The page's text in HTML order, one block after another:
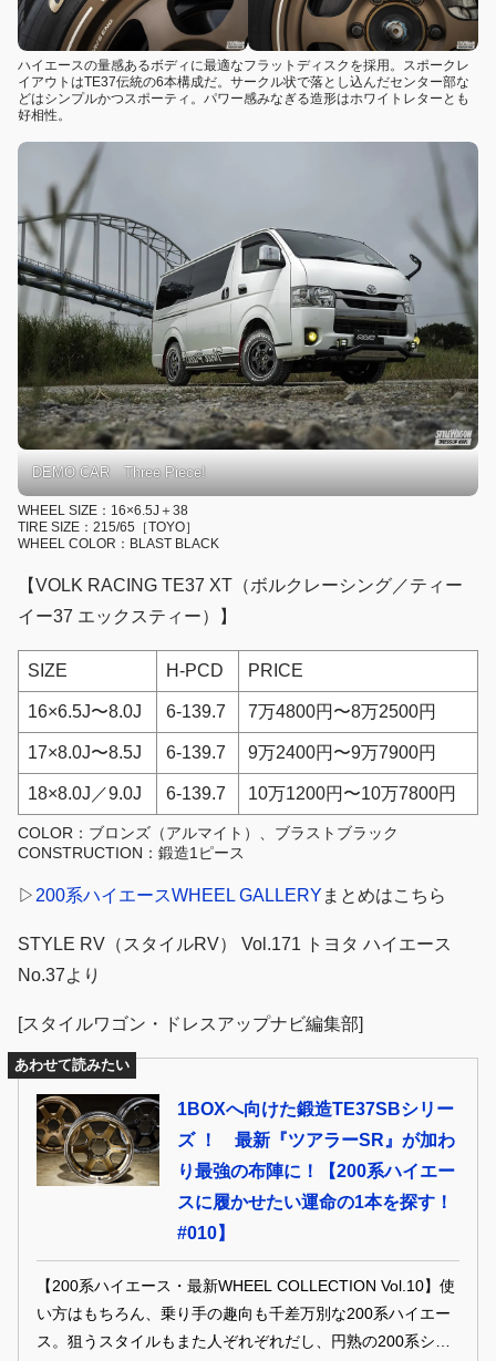
ハイエースの量感あるボディに最適なフラットディスクを採用。スポークレ
イアウトはTE37伝統の6本構成だ。サークル状で落とし込んだセンター部な
どはシンプルかつスポーティ。パワー感みなぎる造形はホワイトレターとも
好相性。
DEMO CAR Three Piece!
WHEEL SIZE：16×6.5J＋38
TIRE SIZE：215/65［TOYO］
WHEEL COLOR：BLAST BLACK
【VOLK RACING TE37 XT（ボルクレーシング／ティー
イー37 エックスティー）】
SIZE H-PCD PRICE
16×6.5J〜8.0J 6-139.7 7万4800円〜8万2500円
17×8.0J〜8.5J 6-139.7 9万2400円〜9万7900円
18×8.0J／9.0J 6-139.7 10万1200円〜10万7800円
COLOR：ブロンズ（アルマイト）、ブラストブラック
CONSTRUCTION：鍛造1ピース
▷ 200系ハイエースWHEEL GALLERY まとめはこちら
STYLE RV（スタイルRV） Vol.171 トヨタ ハイエース
No.37より
[スタイルワゴン・ドレスアップナビ編集部]
あわせて読みたい
1BOXへ向けた鍛造TE37SBシリー
ズ ！ 最新『ツアラーSR』が加わ
り最強の布陣に！【200系ハイエー
スに履かせたい運命の1本を探す！
#010】
【200系ハイエース・最新WHEEL COLLECTION Vol.10】使
い方はもちろん、乗り手の趣向も千差万別な200系ハイエー
ス。狙うスタイルもまた人ぞれぞれだし、円熟の200系シー